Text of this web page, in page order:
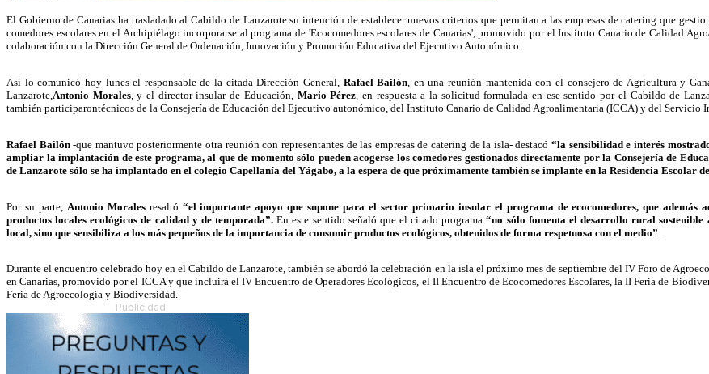
El Gobierno de Canarias ha trasladado al Cabildo de Lanzarote su intención de establecer nuevos criterios que permitan a las empresas de catering que
comedores escolares en el Archipiélago incorporarse al programa de 'Ecocomedores escolares de Canarias', promovido por el Instituto Canario de Calidad
colaboración con la Dirección General de Ordenación, Innovación y Promoción Educativa del Ejecutivo Autonómico.
Así lo comunicó hoy lunes el responsable de la citada Dirección General, Rafael Bailón, en una reunión mantenida con el consejero de Agricultura y
Lanzarote,Antonio Morales, y el director insular de Educación, Mario Pérez, en respuesta a la solicitud formulada en ese sentido por el Cabildo de
también participarontécnicos de la Consejería de Educación del Ejecutivo autonómico, del Instituto Canario de Calidad Agroalimentaria (ICCA) y del Servicio
Rafael Bailón-que mantuvo posteriormente otra reunión con representantes de las empresas de catering de la isla- destacó“la sensibilidad e interés
ampliar la implantación de este programa, al que de momento sólo pueden acogerse los comedores gestionados directamente por la Consejería de
de Lanzarote sólo se ha implantado en el colegio Capellanía del Yágabo, a la espera de que próximamente también se implante en la Residencia Escolar
Por su parte, Antonio Moralesresaltó “el importante apoyo que supone para el sector primario insular el programa de ecocomedores, que además
productos locales ecológicos de calidad y de temporada”.En este sentido señaló que el citado programa “no sólo fomenta el desarrollo rural sostenible
local, sino que sensibiliza a los más pequeños de la importancia de consumir productos ecológicos, obtenidos de forma respetuosa con el medio”
Durante el encuentro celebrado hoy en el Cabildo de Lanzarote, también se abordó la celebración en la isla el próximo mes de septiembre del IV Foro de
en Canarias, promovido por el ICCA y que incluirá el IV Encuentro de Operadores Ecológicos, el II Encuentro de Ecocomedores Escolares, la II Feria de
Feria de Agroecología y Biodiversidad.
Publicidad